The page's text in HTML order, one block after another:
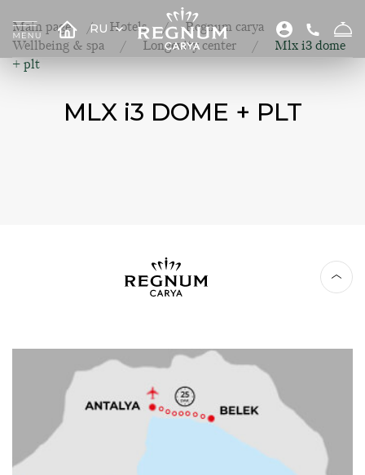
RU
Main page Hotels
Regnum carya
Wellbeing & spa
Longevity center
Mlx i3 dome
+ plt
MLX i3 DOME + PLT